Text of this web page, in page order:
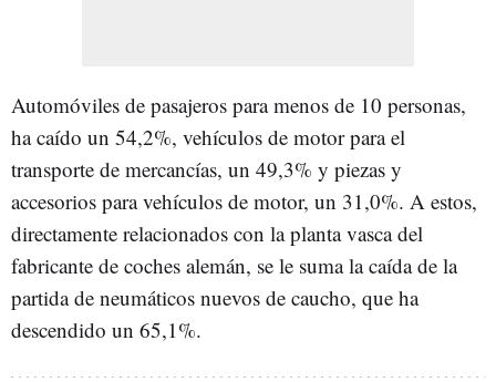
Automóviles de pasajeros para menos de 10 personas,
ha caído un 54,2%, vehículos de motor para el
transporte de mercancías, un 49,3% y piezas y
accesorios para vehículos de motor, un 31,0%. A estos,
directamente relacionados con la planta vasca del
fabricante de coches alemán, se le suma la caída de la
partida de neumáticos nuevos de caucho, que ha
descendido un 65,1%.